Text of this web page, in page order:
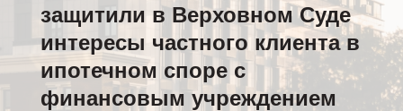
защитили в Верховном Суде
интересы частного клиента в
ипотечном споре с
финансовым учреждением